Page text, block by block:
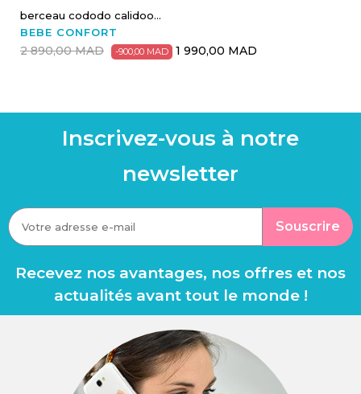
berceau cododo calidoo...
BEBE CONFORT
2 890,00 MAD -900,00 MAD 1 990,00 MAD
Inscrivez-vous à notre
newsletter
Souscrire
Recevez nos avantages, nos offres et nos
actualités avant tout le monde !